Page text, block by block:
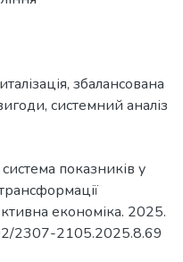
, збалансована
, системний аналіз
показників у
економіка. 2025.
2307-2105.2025.8.69